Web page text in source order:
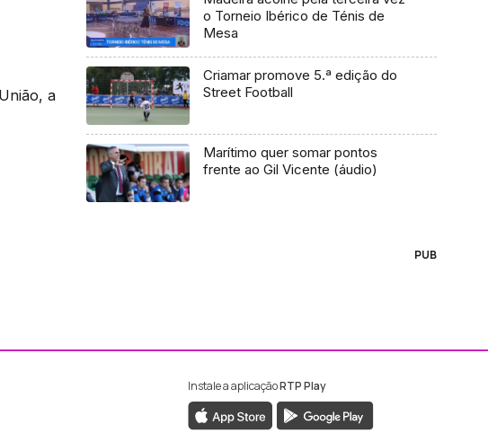
a
o Torneio Ibérico de Ténis de
Mesa
Criamar promove 5.ª edição do
Street Football
Marítimo quer somar pontos
frente ao Gil Vicente (áudio)
PUB
ao Facebook da RTP Madeira
ao Instagram da RTP Madeira
Instale a aplicaçãoRTP Play